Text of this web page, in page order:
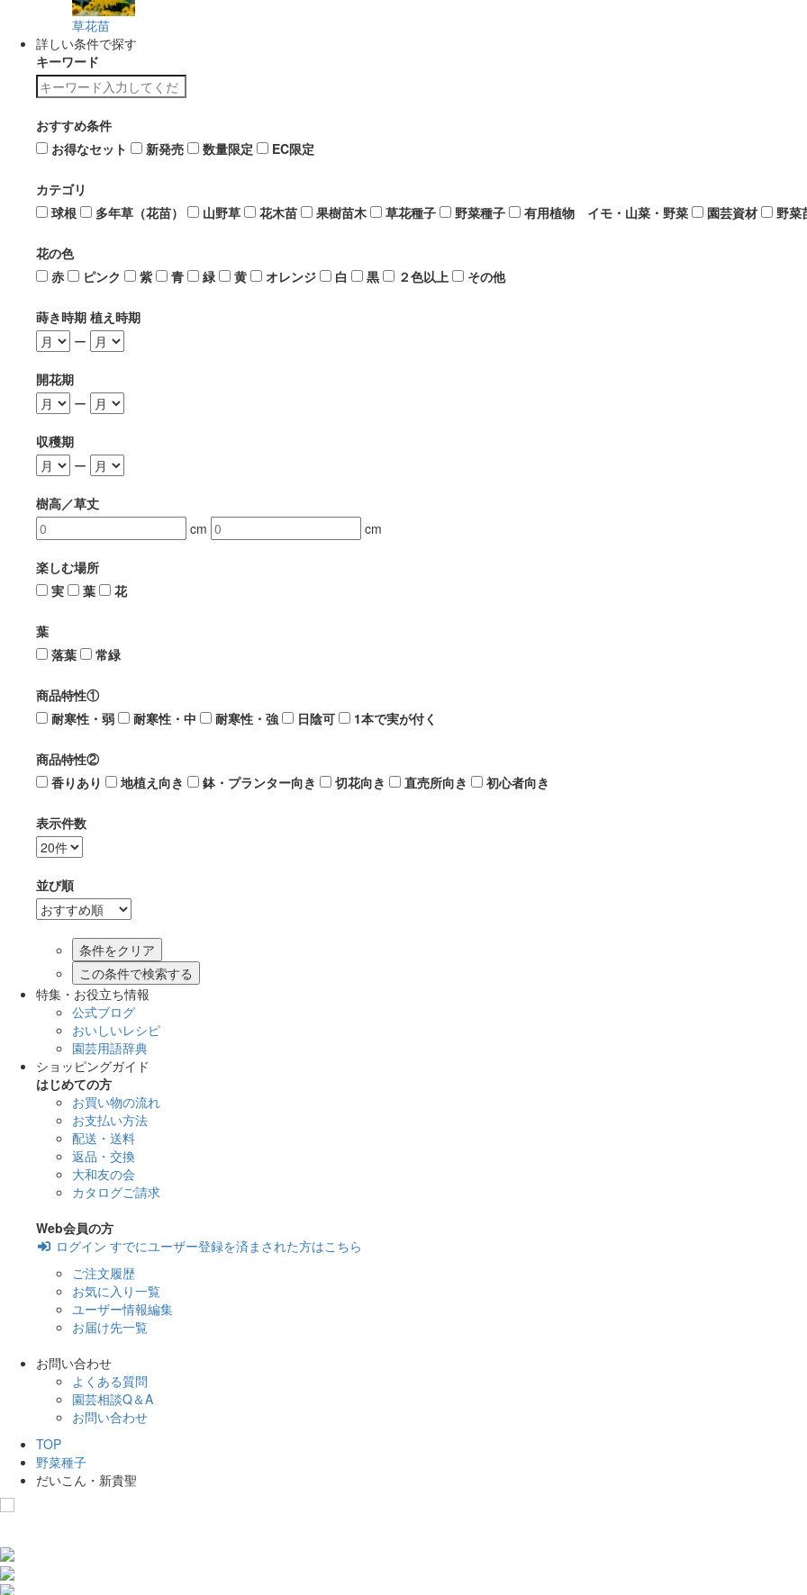
草花苗
詳しい条件で探す
キーワード
おすすめ条件
お得なセット
新発売 数量限定 EC限定
カテゴリ
球根
多年草（花苗） 山野草 花木苗 果樹苗木 草花種子 野菜種子 有用植物 イモ・山菜・野菜 園芸資材 野菜
花の色
赤
ピンク 紫 青 緑 黄 オレンジ 白 黒 ２色以上 その他
蒔き時期 植え時期
ー
開花期
ー
収穫期
ー
樹高／草丈
cm
cm
楽しむ場所
実
葉 花
葉
落葉
常緑
商品特性①
耐寒性・弱
耐寒性・中 耐寒性・強 日陰可 1本で実が付く
商品特性②
香りあり
地植え向き 鉢・プランター向き 切花向き 直売所向き 初心者向き
表示件数
並び順
この条件で検索する
特集・お役立ち情報
公式ブログ
おいしいレシピ
園芸用語辞典
ショッピングガイド
はじめての方
お買い物の流れ
お支払い方法
配送・送料
返品・交換
大和友の会
カタログご請求
Web会員の方
ログイン すでにユーザー登録を済まされた方はこちら
ご注文履歴
お気に入り一覧
ユーザー情報編集
お届け先一覧
お問い合わせ
よくある質問
園芸相談Q＆A
お問い合わせ
TOP
野菜種子
だいこん・新貴聖